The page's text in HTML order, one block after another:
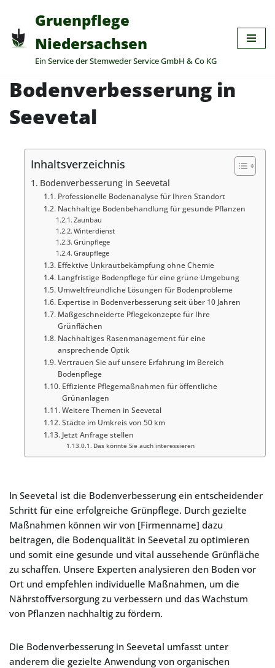
Zum
Inhalt
springen
Gruenpflege
Niedersachsen
Ein Service der Stemweder Service GmbH & Co KG
Bodenverbesserung in
Seevetal
Inhaltsverzeichnis
Bodenverbesserung in Seevetal
Professionelle Bodenanalyse für Ihren Standort
Nachhaltige Bodenbehandlung für gesunde Pflanzen
Zaunbau
Winterdienst
Grünpflege
Graupflege
Effektive Unkrautbekämpfung ohne Chemie
Langfristige Bodenpflege für eine grüne Umgebung
Umweltfreundliche Lösungen für Bodenprobleme
Expertise in Bodenverbesserung seit über 10 Jahren
Maßgeschneiderte Pflegekonzepte für Ihre
Grünflächen
Nachhaltiges Rasenmanagement für eine
ansprechende Optik
Vertrauen Sie auf unsere Erfahrung im Bereich
Bodenpflege
Effiziente Pflegemaßnahmen für öffentliche
Grünanlagen
Weitere Themen in Seevetal
Städte im Umkreis von 50 km
Jetzt Anfrage stellen
Das könnte Sie auch interessieren
In Seevetal ist die Bodenverbesserung ein entscheidender
Schritt für eine erfolgreiche Grünpflege. Durch gezielte
Maßnahmen können wir von [Firmenname] dazu
beitragen, die Bodenqualität in Seevetal zu optimieren
und somit eine gesunde und vital aussehende Grünfläche
zu schaffen. Unsere Experten analysieren den Boden vor
Ort und empfehlen individuelle Maßnahmen, um die
Nährstoffversorgung zu verbessern und das Wachstum
von Pflanzen nachhaltig zu fördern.
Die Bodenverbesserung in Seevetal umfasst unter
anderem die gezielte Anwendung von organischen